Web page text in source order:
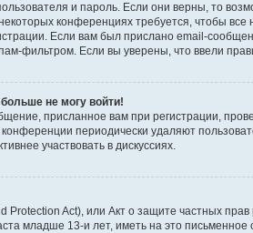
и пароль. Если они верны, то
конференциях требуется, чтобы
Если вам был прислано email-
фильтром. Если вы уверены, что ввели
не могу войти!
присланное вам при регистрации,
периодически удаляют
участвовать в дискуссиях.
Protection Act), или Акт о защите частных
младше 13-и лет, иметь на это